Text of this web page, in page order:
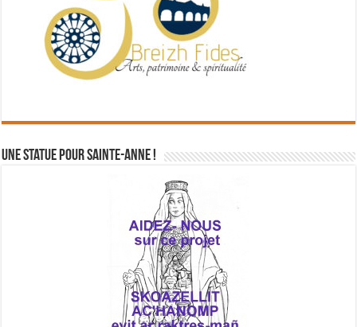
Une statue pour Sainte-Anne !